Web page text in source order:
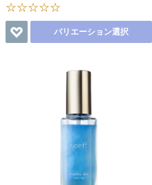
☆☆☆☆☆
バリエーション選択